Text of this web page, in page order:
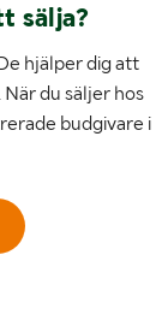
sälja?
hjälper dig att
du säljer hos
budgivare i